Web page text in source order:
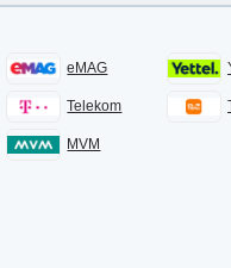
eMAG
Telekom
MVM